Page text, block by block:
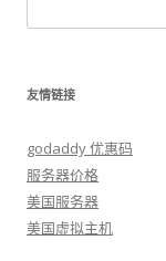
索：
友情链接
godaddy 优惠码
服务器价格
美国服务器
美国虚拟主机